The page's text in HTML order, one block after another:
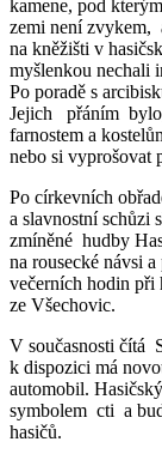
kamene, pod
zemi není zvykem,
na kněžišti v
myšlenkou nechali
Po poradě s
Jejich přáním
farnostem a
nebo si vyprošovat
Po církevních
a slavnostní schůzi
zmíněné hudby
na rousecké návsi
večerních hodin při
ze Všechovic.
V současnosti čítá
k dispozici má
automobil.
symbolem cti a
hasičů.